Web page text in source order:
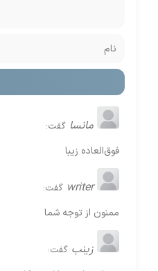
مانسا گفت:
فوق‌العاده زیبا
writer گفت:
ممنون از توجه شما
زینب گفت: